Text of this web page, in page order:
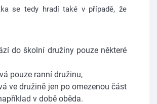
se tedy hradí také v případě, že
do školní družiny pouze některé
pouze ranní družinu,
ve družině jen po omezenou část
v době oběda.